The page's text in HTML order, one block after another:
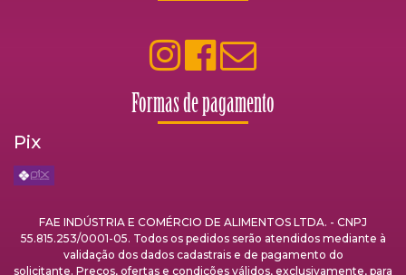
Formas de pagamento
Pix
FAE INDÚSTRIA E COMÉRCIO DE ALIMENTOS LTDA. - CNPJ
55.815.253/0001-05. Todos os pedidos serão atendidos mediante à
validação dos dados cadastrais e de pagamento do
solicitante. Preços, ofertas e condições válidos, exclusivamente, para